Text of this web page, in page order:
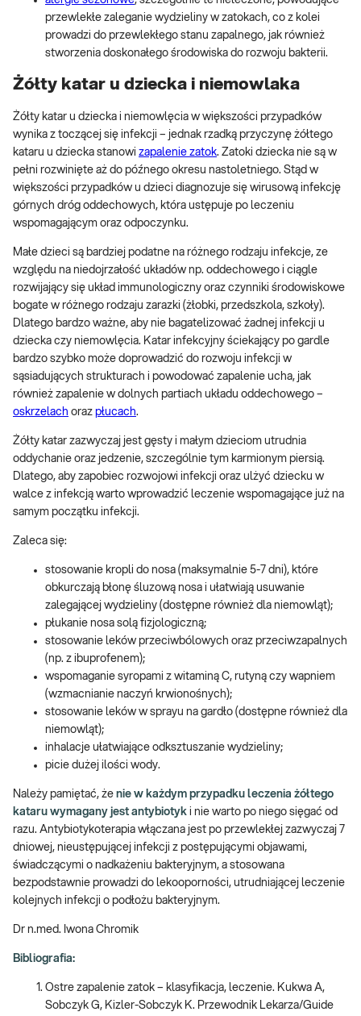
przewlekłe zaleganie wydzieliny w zatokach, co z kolei
prowadzi do przewlekłego stanu zapalnego, jak również
stworzenia doskonałego środowiska do rozwoju bakterii.
Żółty katar u dziecka i niemowlaka
Żółty katar u dziecka i niemowlęcia w większości przypadków
wynika z toczącej się infekcji – jednak rzadką przyczynę żółtego
kataru u dziecka stanowi zapalenie zatok. Zatoki dziecka nie są w
pełni rozwinięte aż do późnego okresu nastoletniego. Stąd w
większości przypadków u dzieci diagnozuje się wirusową infekcję
górnych dróg oddechowych, która ustępuje po leczeniu
wspomagającym oraz odpoczynku.
Małe dzieci są bardziej podatne na różnego rodzaju infekcje, ze
względu na niedojrzałość układów np. oddechowego i ciągle
rozwijający się układ immunologiczny oraz czynniki środowiskowe
bogate w różnego rodzaju zarazki (żłobki, przedszkola, szkoły).
Dlatego bardzo ważne, aby nie bagatelizować żadnej infekcji u
dziecka czy niemowlęcia. Katar infekcyjny ściekający po gardle
bardzo szybko może doprowadzić do rozwoju infekcji w
sąsiadujących strukturach i powodować zapalenie ucha, jak
również zapalenie w dolnych partiach układu oddechowego –
oskrzelach oraz płucach.
Żółty katar zazwyczaj jest gęsty i małym dzieciom utrudnia
oddychanie oraz jedzenie, szczególnie tym karmionym piersią.
Dlatego, aby zapobiec rozwojowi infekcji oraz ulżyć dziecku w
walce z infekcją warto wprowadzić leczenie wspomagające już na
samym początku infekcji.
Zaleca się:
stosowanie kropli do nosa (maksymalnie 5-7 dni), które
obkurczają błonę śluzową nosa i ułatwiają usuwanie
zalegającej wydzieliny (dostępne również dla niemowląt);
płukanie nosa solą fizjologiczną;
stosowanie leków przeciwbólowych oraz przeciwzapalnych
(np. z ibuprofenem);
wspomaganie syropami z witaminą C, rutyną czy wapniem
(wzmacnianie naczyń krwionośnych);
stosowanie leków w sprayu na gardło (dostępne również dla
niemowląt);
inhalacje ułatwiające odksztuszanie wydzieliny;
picie dużej ilości wody.
Należy pamiętać, że nie w każdym przypadku leczenia żółtego
kataru wymagany jest antybiotyk i nie warto po niego sięgać od
razu. Antybiotykoterapia włączana jest po przewlekłej zazwyczaj 7
dniowej, nieustępującej infekcji z postępującymi objawami,
świadczącymi o nadkażeniu bakteryjnym, a stosowana
bezpodstawnie prowadzi do lekooporności, utrudniającej leczenie
kolejnych infekcji o podłożu bakteryjnym.
Dr n.med. Iwona Chromik
Bibliografia:
Ostre zapalenie zatok – klasyfikacja, leczenie. Kukwa A,
Sobczyk G, Kizler-Sobczyk K. Przewodnik Lekarza/Guide